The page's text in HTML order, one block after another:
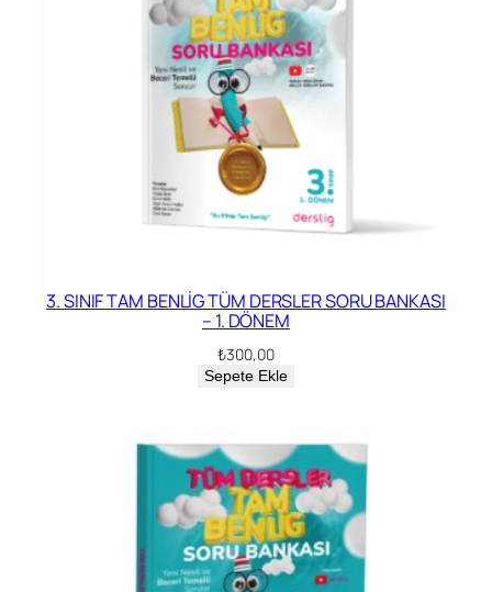
3. SINIF TAM BENLİG TÜM DERSLER SORU BANKASI
– 1. DÖNEM
₺300,00
Sepete Ekle